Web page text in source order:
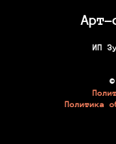
Арт-
ИП
Политика